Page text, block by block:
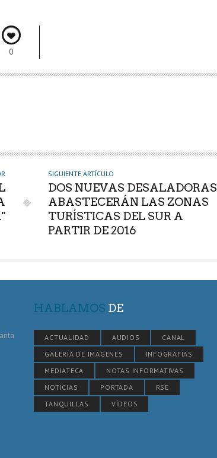
0
SIGUIENTE ARTÍCULO
DOS NUEVAS DESALADORAS
ABASTECERÁN LAS ZONAS
TURÍSTICAS DEL SUR A
PARTIR DE 2016
HABLAMOS DE
ACTUALIDAD AUDIOS
CANAL
GALERÍA DE IMÁGENES
INFOGRAFÍAS
MEDIATECA
NOTAS INFORMATIVAS
NOTICIAS
PORTADA
RSE
TANQUILLAS
VÍDEOS